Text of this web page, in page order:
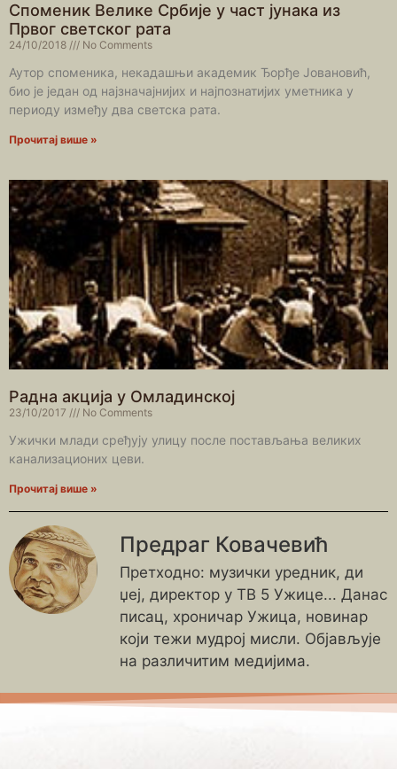
Споменик Велике Србије у част јунака из
Првог светског рата
24/10/2018 No Comments
Аутор споменика, некадашњи академик Ђорђе Јовановић,
био је један од најзначајнијих и најпознатијих уметника у
периоду између два светска рата.
Прочитај више »
Радна акција у Омладинској
23/10/2017 No Comments
Ужички млади сређују улицу после постављања великих
канализационих цеви.
Прочитај више »
Предраг Ковачевић
Претходно: музички уредник, ди
џеј, директор у ТВ 5 Ужице... Данас
писац, хроничар Ужица, новинар
који тежи мудрој мисли. Објављује
на различитим медијима.